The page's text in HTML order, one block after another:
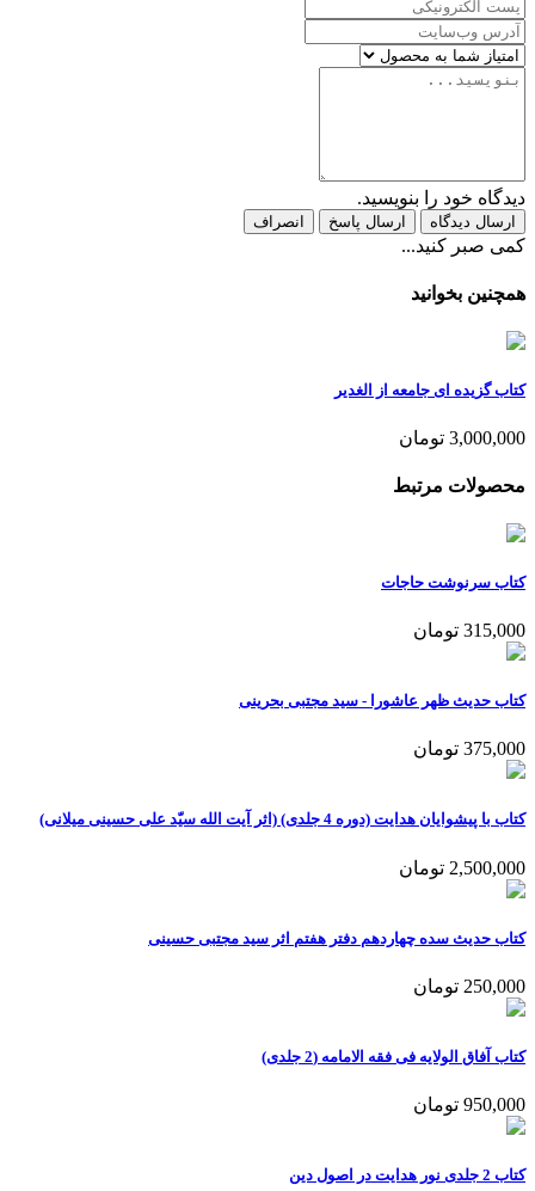
دیدگاه خود را بنویسید.
ارسال دیدگاه ارسال پاسخ انصراف
کمی صبر کنید...
همچنین بخوانید
کتاب گزیده ای جامعه از الغدیر
3,000,000 تومان
محصولات مرتبط
کتاب سرنوشت حاجات
315,000 تومان
کتاب حدیث ظهر عاشورا - سید مجتبی بحرینی
375,000 تومان
کتاب با پیشوایان هدایت (دوره 4 جلدی) (اثر آیت الله سیّد علی حسینی میلانی)
2,500,000 تومان
کتاب حدیث سده چهاردهم دفتر هفتم اثر سید مجتبی حسینی
250,000 تومان
کتاب آفاق الولایه فی فقه الامامه (2 جلدی)
950,000 تومان
کتاب 2 جلدی نور هدایت در اصول دین